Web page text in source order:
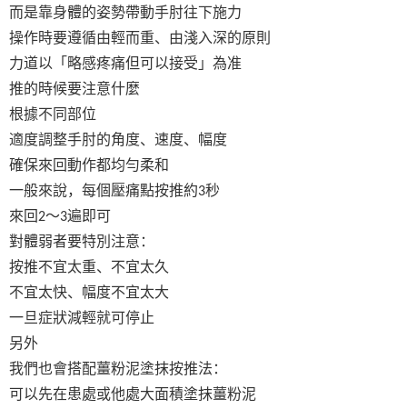
而是靠身體的姿勢帶動手肘往下施力
操作時要遵循由輕而重、由淺入深的原則
力道以「略感疼痛但可以接受」為准
推的時候要注意什麼
根據不同部位
適度調整手肘的角度、速度、幅度
確保來回動作都均勻柔和
一般來說，每個壓痛點按推約3秒
來回2～3遍即可
對體弱者要特別注意：
按推不宜太重、不宜太久
不宜太快、幅度不宜太大
一旦症狀減輕就可停止
另外
我們也會搭配薑粉泥塗抹按推法：
可以先在患處或他處大面積塗抹薑粉泥